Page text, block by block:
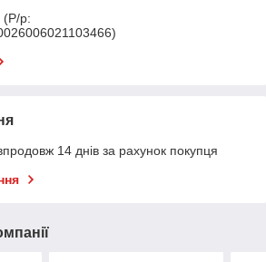
(Р/р:
14 днів за рахунок покупця